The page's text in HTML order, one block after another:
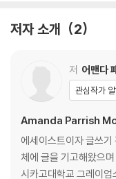
저자 소개 2
저 어맨다
관심작가
Amanda Parrish
에세이스트이자 글쓰
체에 글을 기고해왔으
시카고대학교 그레이엄